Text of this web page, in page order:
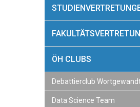
ÖH CLUBS
Debattierclub
Data Science Team